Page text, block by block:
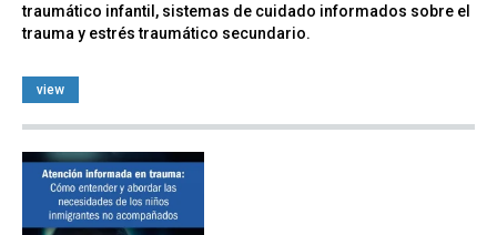
traumático infantil, sistemas de cuidado informados sobre el
trauma y estrés traumático secundario.
view